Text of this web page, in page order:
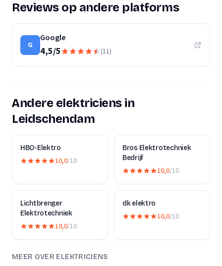
Reviews op andere platforms
G
Google
4,5/5 (11)
Andere elektriciens in
Leidschendam
HBO-Elektro
10,0/10
Bros Elektrotechniek
Bedrijf
10,0/10
Lichtbrenger
Elektrotechniek
10,0/10
dk elektro
10,0/10
MEER OVER ELEKTRICIENS